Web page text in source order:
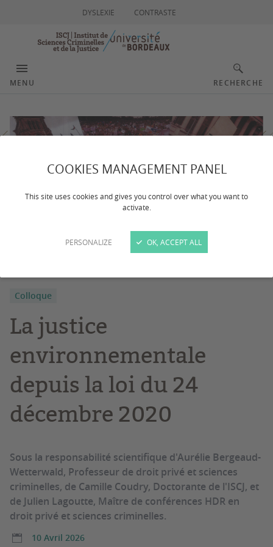
COOKIES MANAGEMENT PANEL
This site uses cookies and gives you control over what you want to
activate.
PERSONALIZE OK, ACCEPT ALL
DYSLEXIE CONTRASTE
MENU RECHERCHE
Colloque
La justice
environnementale
depuis la loi du 24
décembre 2020
Sous la responsabilité scientifique d'Aurélie Bergeaud-
Wetterwald, Professeur de droit privé et sciences
criminelles, de Camille Coudry, Doctorante de l'ISCJ, et
de Julien Lagoutte, Maître de conférences HDR en
droit privé et sciences criminelles.
10 Avril 2026